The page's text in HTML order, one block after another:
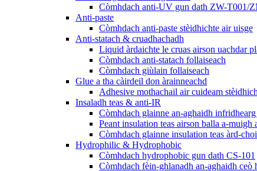
Còmhdach anti-UV gun dath ZW-T001/
Anti-paste
Còmhdach anti-paste stèidhichte air uisge
Anti-statach & cruadhachadh
Liquid àrdaichte le cruas airson uachdar
Còmhdach anti-statach follaiseach
Còmhdach giùlain follaiseach
Glue a tha càirdeil don àrainneachd
Adhesive mothachail air cuideam
Insaladh teas & anti-IR
Còmhdach glainne an-aghaidh
Peant insulation teas airson balla a-
Còmhdach glainne insulation teas àrd-
Hydrophilic & Hydrophobic
Còmhdach hydrophobic gun dath CS-101
Còmhdach fèin-ghlanadh an-aghaidh